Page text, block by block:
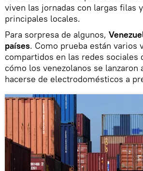
viven las jornadas con largas filas
principales locales.
Para sorpresa de algunos,
países. Como prueba están varios
compartidos en las redes sociales
cómo los venezolanos se lanzaron
hacerse de electrodomésticos a